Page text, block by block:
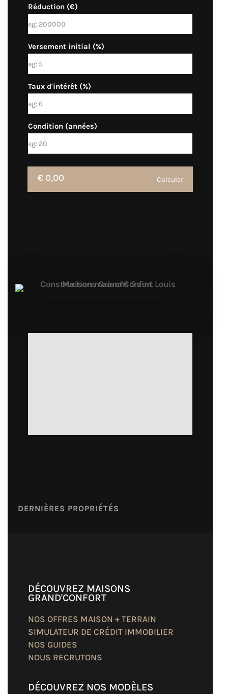
Réduction (€)
Versement initial (%)
Taux d'intérêt (%)
Condition (années)
Calculer
€ 0,00
DERNIÈRES PROPRIÉTÉS
DÉCOUVREZ MAISONS
GRAND'CONFORT
NOS OFFRES MAISON + TERRAIN
SIMULATEUR DE CRÉDIT IMMOBILIER
NOS GUIDES
NOUS RECRUTONS
DÉCOUVREZ NOS MODÈLES